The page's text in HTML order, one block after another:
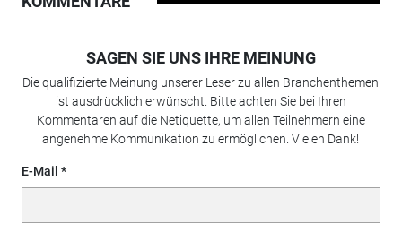
SAGEN SIE UNS IHRE MEINUNG
Die qualifizierte Meinung unserer Leser zu allen Branchenthemen
ist ausdrücklich erwünscht. Bitte achten Sie bei Ihren
Kommentaren auf die Netiquette, um allen Teilnehmern eine
angenehme Kommunikation zu ermöglichen. Vielen Dank!
E-Mail